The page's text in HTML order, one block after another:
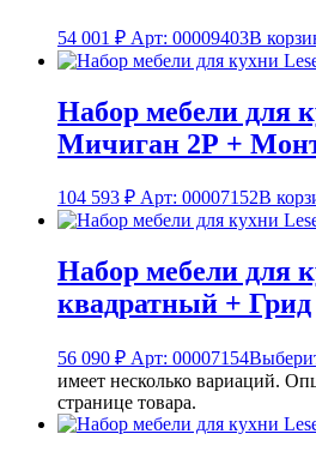
54 001 ₽ Арт: 00009403В
Набор мебели для
Мичиган 2Р +
104 593 ₽ Арт: 00007152В
Набор мебели для
квадратный + Грид
56 090 ₽ Арт: 00007154
имеет несколько вариаций.
странице товара.